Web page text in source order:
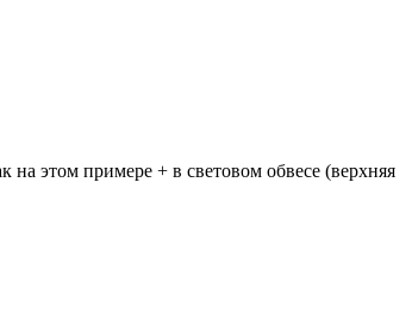
на этом примере + в световом обвесе (верхняя